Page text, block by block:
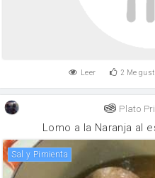
Leer 2 Me
Plato
Lomo a la Naranja al
Sal y Pimienta